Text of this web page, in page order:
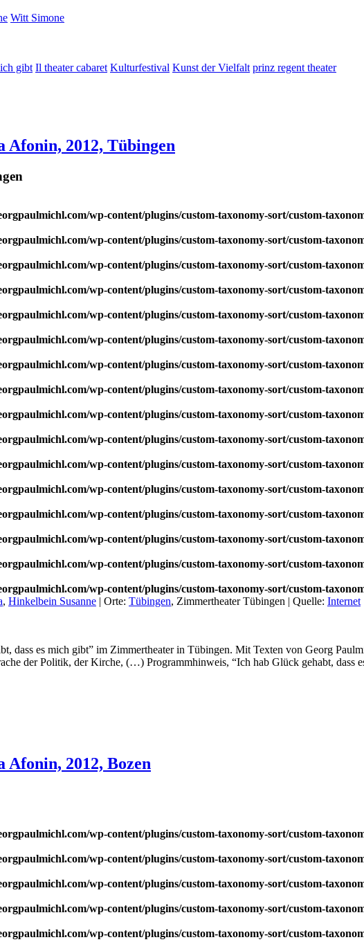
Witt Simone
gibt Il theater cabaret Kulturfestival Kunst der Vielfalt prinz regent theater
Afonin, 2012, Tübingen
wp-content/plugins/custom-taxonomy-sort/custom-
wp-content/plugins/custom-taxonomy-sort/custom-
wp-content/plugins/custom-taxonomy-sort/custom-
wp-content/plugins/custom-taxonomy-sort/custom-
wp-content/plugins/custom-taxonomy-sort/custom-
wp-content/plugins/custom-taxonomy-sort/custom-
wp-content/plugins/custom-taxonomy-sort/custom-
wp-content/plugins/custom-taxonomy-sort/custom-
wp-content/plugins/custom-taxonomy-sort/custom-
wp-content/plugins/custom-taxonomy-sort/custom-
wp-content/plugins/custom-taxonomy-sort/custom-
wp-content/plugins/custom-taxonomy-sort/custom-
wp-content/plugins/custom-taxonomy-sort/custom-
wp-content/plugins/custom-taxonomy-sort/custom-
wp-content/plugins/custom-taxonomy-sort/custom-
wp-content/plugins/custom-taxonomy-sort/custom-
, Hinkelbein Susanne | Orte: Tübingen, Zimmertheater Tübingen | Quelle: Internet
dass es mich gibt” im Zimmertheater in Tübingen. Mit Texten von Georg
der Politik, der Kirche, (…) Programmhinweis, “Ich hab Glück gehabt, dass
Afonin, 2012, Bozen
wp-content/plugins/custom-taxonomy-sort/custom-
wp-content/plugins/custom-taxonomy-sort/custom-
wp-content/plugins/custom-taxonomy-sort/custom-
wp-content/plugins/custom-taxonomy-sort/custom-
wp-content/plugins/custom-taxonomy-sort/custom-